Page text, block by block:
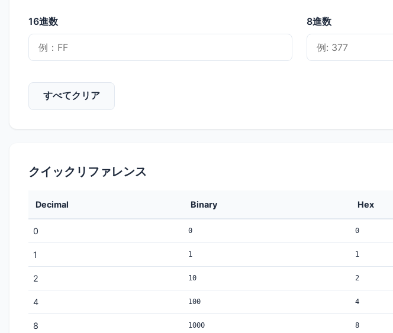
16進数 8進数
すべてクリア
クイックリファレンス
Decimal Binary Hex
0 0 0
1 1 1
2 10 2
4 100 4
8 1000 8